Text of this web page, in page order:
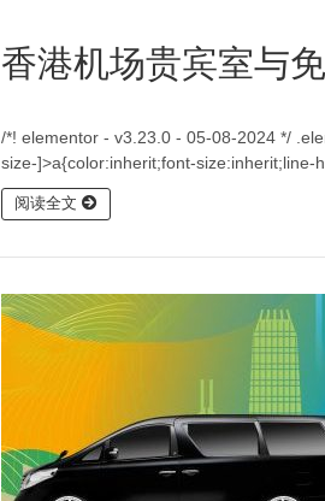
香港机场贵宾室与
/*! elementor - v3.23.0 - 05-08-2024 */
size-]>a{color:inherit;font-
阅读全文